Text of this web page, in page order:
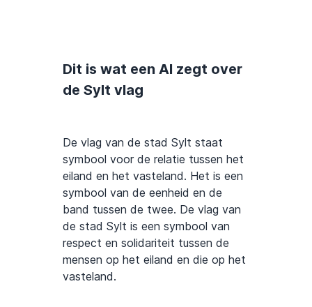
Dit is wat een AI zegt over
de Sylt vlag
De vlag van de stad Sylt staat
symbool voor de relatie tussen het
eiland en het vasteland. Het is een
symbool van de eenheid en de
band tussen de twee. De vlag van
de stad Sylt is een symbool van
respect en solidariteit tussen de
mensen op het eiland en die op het
vasteland.